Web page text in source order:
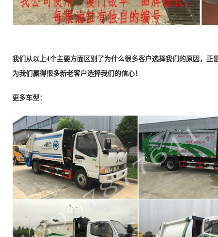
我们从以上4个主要方面区别了为什么很多客户选择我们的原因，
为我们赢得很多新老客户选择我们的信心！
更多车型：